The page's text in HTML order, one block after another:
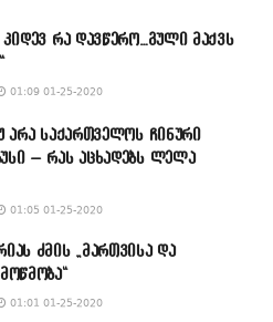
კიდევ რა დავწერო…გული მაქვს
01:09 01-25-2020
არა საქართველოს ჩინური
– რას აცხადებს ლელა
01:05 01-25-2020
ძმის „მართვისა და
01:01 01-25-2020